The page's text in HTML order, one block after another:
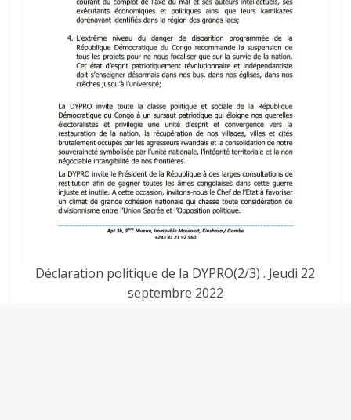
Déclaration politique de la DYPRO(2/3) . Jeudi 22
septembre 2022